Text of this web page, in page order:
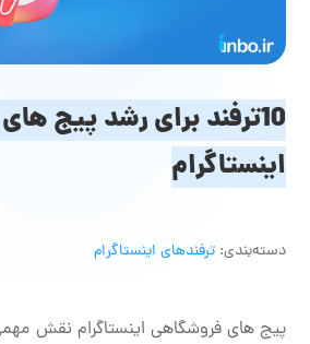
10ترفند برای رشد پیج
اینستاگرام
دسته‌بندی:ترفندهای اینستاگرام
پیج های فروشگاهی اینستاگرام نقش